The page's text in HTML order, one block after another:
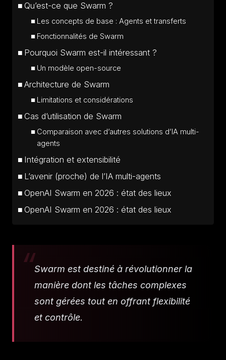
Qu’est-ce que Swarm ?
Les concepts de base : Agents et transferts
Fonctionnalités de Swarm
Pourquoi Swarm est-il intéressant ?
Un modèle open-source
Architecture de Swarm
Limitations et considérations
Cas d’utilisation de Swarm
Comparaison avec d’autres solutions d’IA multi-
agents
Intégration et extensibilité
L’avenir (proche) de l’IA multi-agents
OpenAI Swarm en 2026 : état des lieux
OpenAI Swarm en 2026 : état des lieux
Swarm est destiné à révolutionner la
manière dont les tâches complexes
sont gérées tout en offrant flexibilité
et contrôle.